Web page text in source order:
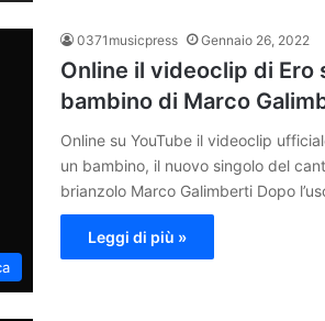
0371musicpress Gennaio 26, 2022
Online il videoclip di Ero
bambino di Marco
Online su YouTube il videoclip
un bambino, il nuovo singolo del
brianzolo Marco Galimberti Dopo
Leggi di più »